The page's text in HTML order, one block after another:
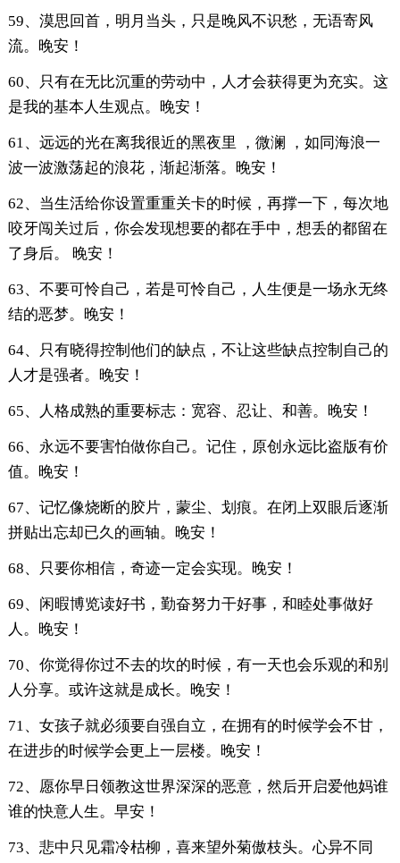
59、漠思回首，明月当头，只是晚风不识愁，无语寄风
流。晚安！
60、只有在无比沉重的劳动中，人才会获得更为充实。这
是我的基本人生观点。晚安！
61、远远的光在离我很近的黑夜里 ，微澜 ，如同海浪一
波一波激荡起的浪花，渐起渐落。晚安！
62、当生活给你设置重重关卡的时候，再撑一下，每次地
咬牙闯关过后，你会发现想要的都在手中，想丢的都留在
了身后。 晚安！
63、不要可怜自己，若是可怜自己，人生便是一场永无终
结的恶梦。晚安！
64、只有晓得控制他们的缺点，不让这些缺点控制自己的
人才是强者。晚安！
65、人格成熟的重要标志：宽容、忍让、和善。晚安！
66、永远不要害怕做你自己。记住，原创永远比盗版有价
值。晚安！
67、记忆像烧断的胶片，蒙尘、划痕。在闭上双眼后逐渐
拼贴出忘却已久的画轴。晚安！
68、只要你相信，奇迹一定会实现。晚安！
69、闲暇博览读好书，勤奋努力干好事，和睦处事做好
人。晚安！
70、你觉得你过不去的坎的时候，有一天也会乐观的和别
人分享。或许这就是成长。晚安！
71、女孩子就必须要自强自立，在拥有的时候学会不甘，
在进步的时候学会更上一层楼。晚安！
72、愿你早日领教这世界深深的恶意，然后开启爱他妈谁
谁的快意人生。早安！
73、悲中只见霜冷枯柳，喜来望外菊傲枝头。心异不同